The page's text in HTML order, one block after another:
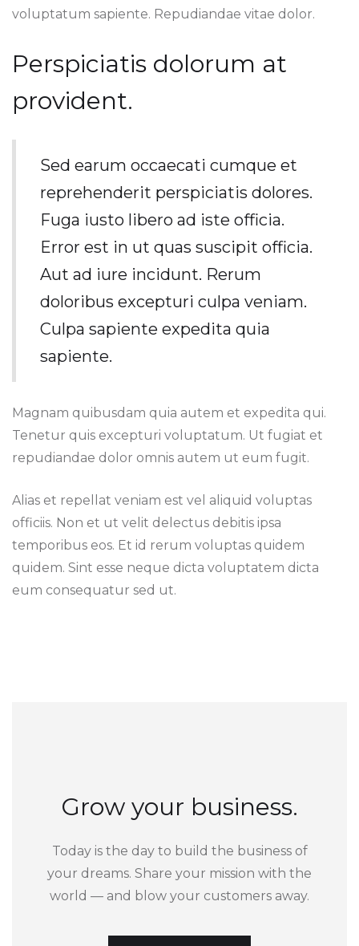
voluptatum sapiente. Repudiandae vitae dolor.
Perspiciatis dolorum at
provident.
Sed earum occaecati cumque et
reprehenderit perspiciatis dolores.
Fuga iusto libero ad iste officia.
Error est in ut quas suscipit officia.
Aut ad iure incidunt. Rerum
doloribus excepturi culpa veniam.
Culpa sapiente expedita quia
sapiente.
Magnam quibusdam quia autem et expedita qui.
Tenetur quis excepturi voluptatum. Ut fugiat et
repudiandae dolor omnis autem ut eum fugit.
Alias et repellat veniam est vel aliquid voluptas
officiis. Non et ut velit delectus debitis ipsa
temporibus eos. Et id rerum voluptas quidem
quidem. Sint esse neque dicta voluptatem dicta
eum consequatur sed ut.
Grow your business.
Today is the day to build the business of
your dreams. Share your mission with the
world — and blow your customers away.